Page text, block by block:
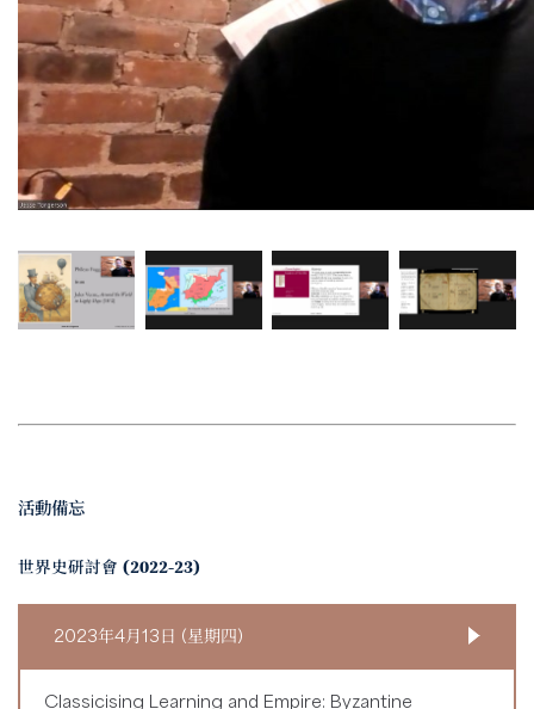
活動備忘
世界史研討會 (2022-23)
2023年4月13日 (星期四)
Classicising Learning and Empire: Byzantine